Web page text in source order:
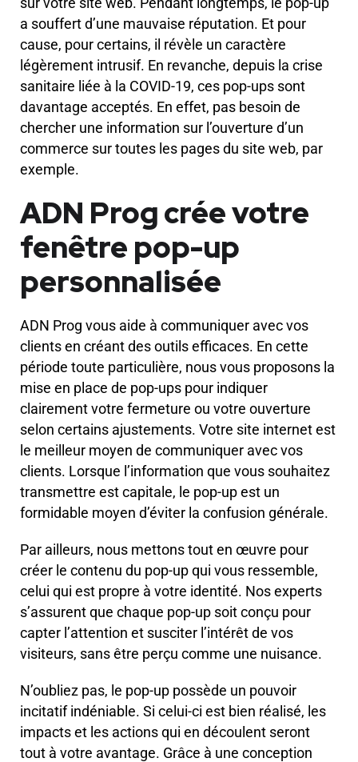
a souffert d’une mauvaise réputation. Et pour
cause, pour certains, il révèle un caractère
légèrement intrusif. En revanche, depuis la crise
sanitaire liée à la COVID-19, ces pop-ups sont
davantage acceptés. En effet, pas besoin de
chercher une information sur l’ouverture d’un
commerce sur toutes les pages du site web, par
exemple.
ADN Prog crée votre
fenêtre pop-up
personnalisée
ADN Prog vous aide à communiquer avec vos
clients en créant des outils efficaces. En cette
période toute particulière, nous vous proposons la
mise en place de pop-ups pour indiquer
clairement votre fermeture ou votre ouverture
selon certains ajustements. Votre site internet est
le meilleur moyen de communiquer avec vos
clients. Lorsque l’information que vous souhaitez
transmettre est capitale, le pop-up est un
formidable moyen d’éviter la confusion générale.
Par ailleurs, nous mettons tout en œuvre pour
créer le contenu du pop-up qui vous ressemble,
celui qui est propre à votre identité. Nos experts
s’assurent que chaque pop-up soit conçu pour
capter l’attention et susciter l’intérêt de vos
visiteurs, sans être perçu comme une nuisance.
N’oubliez pas, le pop-up possède un pouvoir
incitatif indéniable. Si celui-ci est bien réalisé, les
impacts et les actions qui en découlent seront
tout à votre avantage. Grâce à une conception